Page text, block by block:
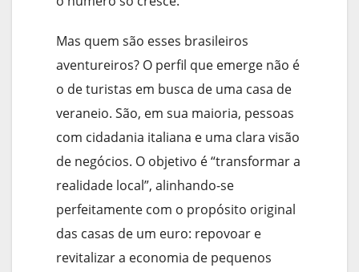
Mas quem são esses brasileiros
aventureiros? O perfil que emerge não é
o de turistas em busca de uma casa de
veraneio. São, em sua maioria, pessoas
com cidadania italiana e uma clara visão
de negócios. O objetivo é “transformar a
realidade local”, alinhando-se
perfeitamente com o propósito original
das casas de um euro: repovoar e
revitalizar a economia de pequenos